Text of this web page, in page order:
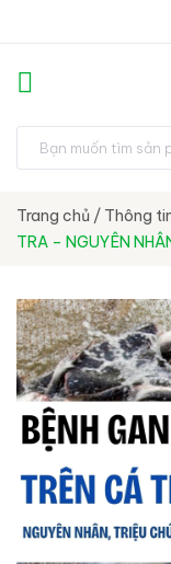
Trang chủ / Thông
TRA – NGUYÊN